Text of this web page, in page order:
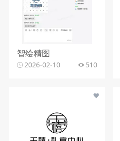
智绘精图
2026-02-10 510